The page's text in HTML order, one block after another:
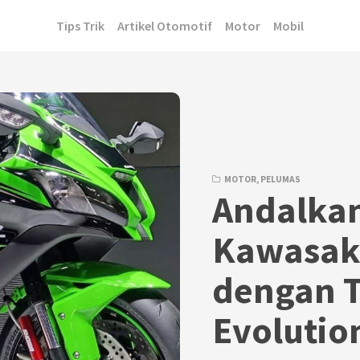
Tips Trik Artikel Otomotif Motor Mobil
MOTOR, PELUMAS
dengan